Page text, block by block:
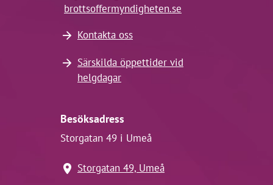
brottsoffermyndigheten.se
Kontakta oss
Särskilda öppettider vid
helgdagar
Besöksadress
Storgatan 49 i Umeå
Storgatan 49, Umeå